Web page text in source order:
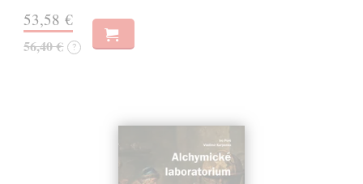
53,58 €
56,40 € ?